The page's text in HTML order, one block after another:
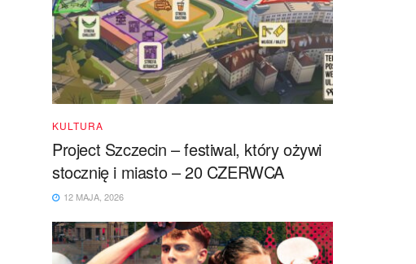
KULTURA
Project Szczecin – festiwal, który ożywi
stocznię i miasto – 20 CZERWCA
12 MAJA, 2026